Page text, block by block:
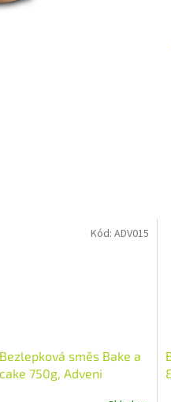
Bezlepková směs Bake a
cake 750g, Adveni
Kód: ADV015